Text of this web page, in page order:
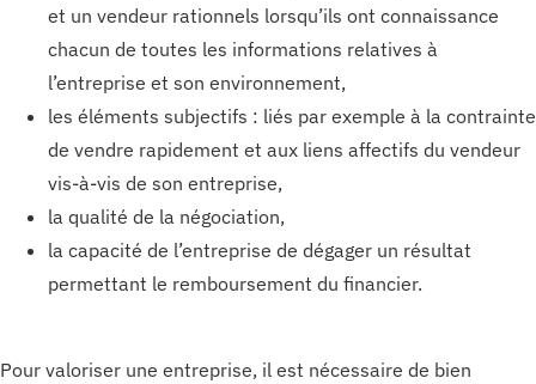
et un vendeur rationnels lorsqu’ils ont connaissance
chacun de toutes les informations relatives à
l’entreprise et son environnement,
les éléments subjectifs : liés par exemple à la contrainte
de vendre rapidement et aux liens affectifs du vendeur
vis-à-vis de son entreprise,
la qualité de la négociation,
la capacité de l’entreprise de dégager un résultat
permettant le remboursement du financier.
Pour valoriser une entreprise, il est nécessaire de bien